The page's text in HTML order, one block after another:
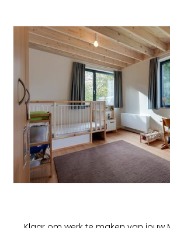
Inschuifhuis Brasschaat
Woninguitbreiding Mariakerke